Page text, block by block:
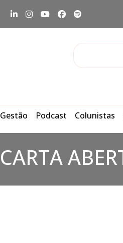
Gestão Podcast Colunistas
CARTA